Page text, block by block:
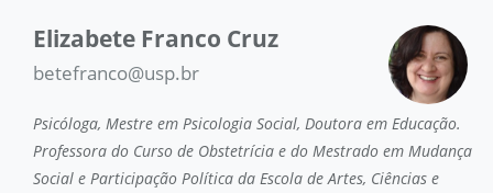
Elizabete Franco Cruz
betefranco@usp.br
Psicóloga, Mestre em Psicologia Social, Doutora em Educação.
Professora do Curso de Obstetrícia e do Mestrado em Mudança
Social e Participação Política da Escola de Artes, Ciências e